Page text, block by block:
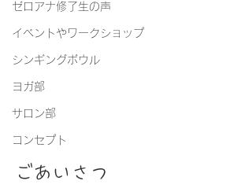
ゼロアナ修了生の声
イベントやワークショップ
シンギングボウル
ヨガ部
サロン部
コンセプト
ごあいさつ